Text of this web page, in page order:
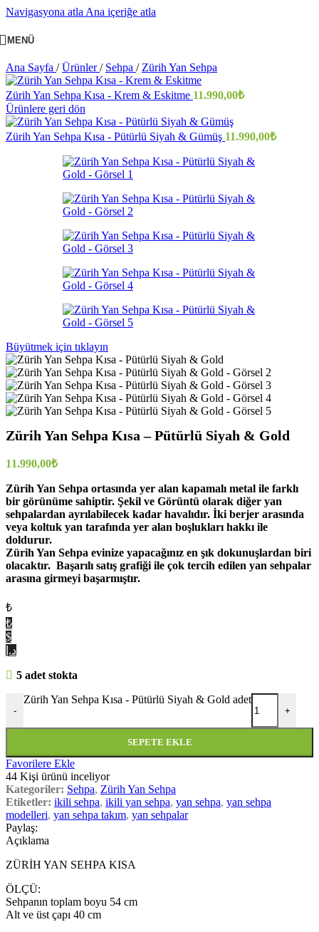
Navigasyona atla Ana içeriğe atla
MENÜ
Ana Sayfa / Ürünler/ Sehpa / Zürih Yan Sehpa
Zürih Yan Sehpa Kısa - Krem & Eskitme 11.990,00₺
Ürünlere geri dön
Zürih Yan Sehpa Kısa - Pütürlü Siyah & Gümüş 11.990,00₺
Büyütmek için tıklayın
Zürih Yan Sehpa Kısa – Pütürlü Siyah & Gold
11.990,00₺
Zürih Yan Sehpa ortasında yer alan kapamalı metal ile farklı
bir görünüme sahiptir. Şekil ve Görüntü olarak diğer yan
sehpalardan ayrılabilecek kadar havalıdır. İki berjer arasında
veya koltuk yan tarafında yer alan boşlukları hakkı ile
doldurur.
Zürih Yan Sehpa evinize yapacağınız en şık dokunuşlardan biri
olacaktır. Başarılı satış grafiği ile çok tercih edilen yan sehpalar
arasına girmeyi başarmıştır.
₺
₺
$
د.إ
5 adet stokta
-
Zürih Yan Sehpa Kısa - Pütürlü Siyah & Gold adet
+
SEPETE EKLE
Favorilere Ekle
44 Kişi ürünü inceliyor
Kategoriler: Sehpa, Zürih Yan Sehpa
Etiketler: ikili sehpa, ikili yan sehpa, yan sehpa, yan sehpa
modelleri, yan sehpa takım, yan sehpalar
Paylaş:
Açıklama
ZÜRİH YAN SEHPA KISA
ÖLÇÜ:
Sehpanın toplam boyu 54 cm
Alt ve üst çapı 40 cm